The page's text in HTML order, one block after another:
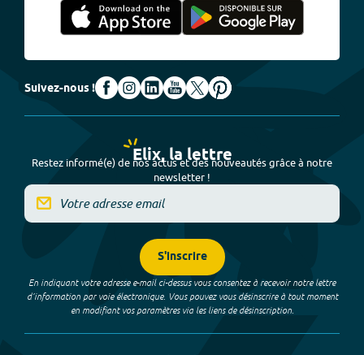
Suivez-nous !
Elix, la lettre
Restez informé(e) de nos actus et des nouveautés grâce à notre
newsletter !
S'inscrire
En indiquant votre adresse e-mail ci-dessus vous consentez à recevoir notre lettre
d’information par voie électronique. Vous pouvez vous désinscrire à tout moment
en modifiant vos paramètres via les liens de désinscription.